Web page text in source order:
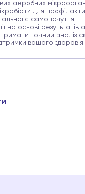
аеробних
для
самопочуття
на основі результатів
точний аналіз
вашого здоров'я!